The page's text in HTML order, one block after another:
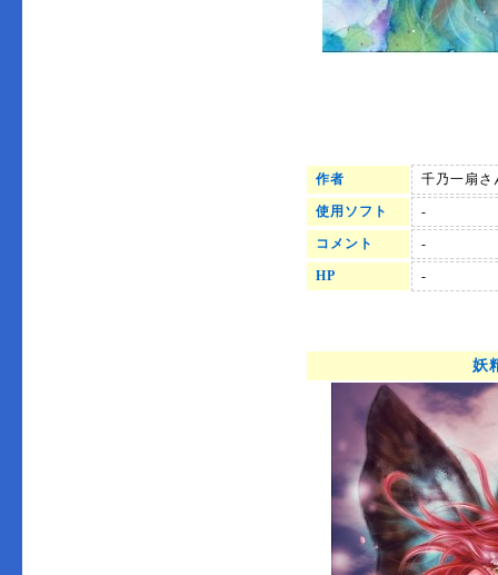
作者 千乃一扇さ
使用ソフト -
コメント -
HP -
妖